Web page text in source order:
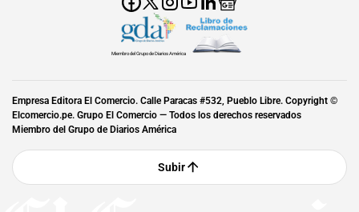
Miembro del Grupo de Diarios América
Empresa Editora El Comercio. Calle Paracas #532, Pueblo Libre. Copyright ©
Elcomercio.pe. Grupo El Comercio — Todos los derechos reservados
Miembro del Grupo de Diarios América
Subir